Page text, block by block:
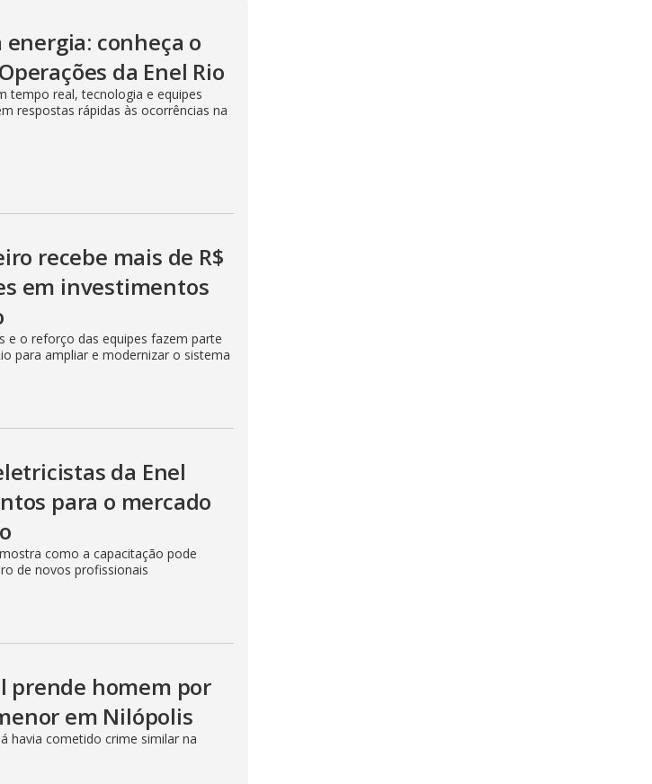
energia: conheça o
da Enel Rio
tempo real, tecnologia e equipes
respostas rápidas às ocorrências na
recebe mais de R$
em investimentos
e o reforço das equipes fazem parte
para ampliar e modernizar o sistema
da Enel
para o mercado
como a capacitação pode
de novos profissionais
prende homem por
em Nilópolis
havia cometido crime similar na